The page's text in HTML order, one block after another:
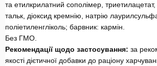
та етилкрилатний сополімер, триетилацетат,
тальк, діоксид кремнію, натрію
поліетиленгліколь; барвник: кармін.
Без ГМО.
Рекомендації щодо застосування: за
якості дієтичної добавки до раціону